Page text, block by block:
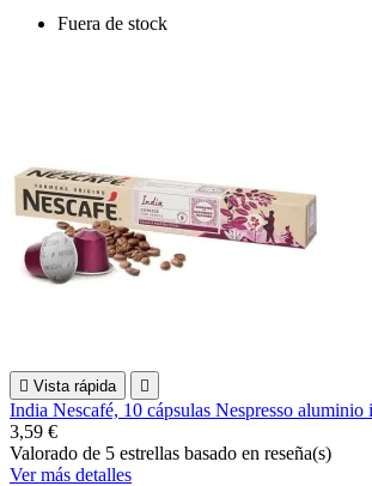
Fuera de stock
 Vista rápida 
India Nescafé, 10 cápsulas Nespresso aluminio
3,59 €
Valorado de 5 estrellas basado en reseña(s)
Ver más detalles